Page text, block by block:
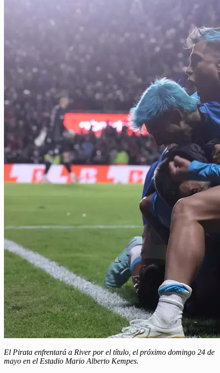
El Pirata enfrentará a River por el título, el próximo domingo 24 de
mayo en el Estadio Mario Alberto Kempes.